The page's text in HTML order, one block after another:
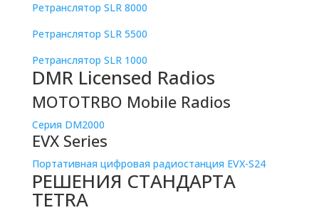
Ретранслятор SLR 8000
Ретранслятор SLR 5500
Ретранслятор SLR 1000
DMR Licensed Radios
MOTOTRBO Mobile Radios
Серия DM2000
EVX Series
Портативная цифровая радиостанция EVX-S24
РЕШЕНИЯ СТАНДАРТА
TETRA